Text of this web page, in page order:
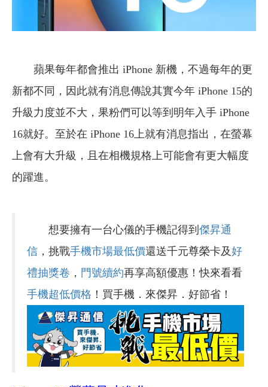
蘋果每年都會推出 iPhone 新機，不過每年的更
新都不同，因此就有消息傳說其實今年 iPhone 15的
升級力度並不大，果粉們可以等到明年入手 iPhone
16就好。至於在 iPhone 16上就有消息指出，在螢幕
上會有大升級，且在相機規格上可能會有更大幅度
的躍進。
想要擁有一台心儀的手機記得到 傑昇通
信 ，挑戰手機市場最低價還送千元尊榮卡及好
禮抽獎卷 ， 門號續約再享高額優惠！快來看看
手機超低價格 ！買手機．來傑昇．好節省！